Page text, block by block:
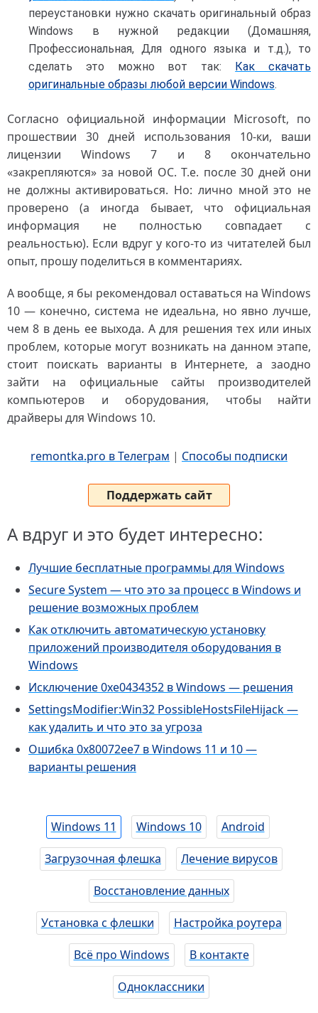
переустановки нужно скачать оригинальный образ
Windows в нужной редакции (Домашняя,
Профессиональная, Для одного языка и т.д.), то
сделать это можно вот так:
Как скачать
оригинальные образы любой версии Windows.
Согласно официальной информации Microsoft, по
прошествии 30 дней использования 10-ки, ваши
лицензии Windows 7 и 8 окончательно
«закрепляются» за новой ОС. Т.е. после 30 дней они
не должны активироваться. Но: лично мной это не
проверено (а иногда бывает, что официальная
информация не полностью совпадает с
реальностью). Если вдруг у кого-то из читателей был
опыт, прошу поделиться в комментариях.
А вообще, я бы рекомендовал оставаться на Windows
10 — конечно, система не идеальна, но явно лучше,
чем 8 в день ее выхода. А для решения тех или иных
проблем, которые могут возникать на данном этапе,
стоит поискать варианты в Интернете, а заодно
зайти на официальные сайты производителей
компьютеров и оборудования, чтобы найти
драйверы для Windows 10.
remontka.pro в Телеграм | Способы подписки
Поддержать сайт
А вдруг и это будет интересно:
Лучшие бесплатные программы для Windows
Secure System — что это за процесс в Windows и
решение возможных проблем
Как отключить автоматическую установку
приложений производителя оборудования в
Windows
Исключение 0xe0434352 в Windows — решения
SettingsModifier:Win32 PossibleHostsFileHijack —
как удалить и что это за угроза
Ошибка 0x80072ee7 в Windows 11 и 10 —
варианты решения
Windows 11 Windows 10 Android
Загрузочная флешка Лечение вирусов
Восстановление данных
Установка с флешки Настройка роутера
Всё про Windows В контакте
Одноклассники